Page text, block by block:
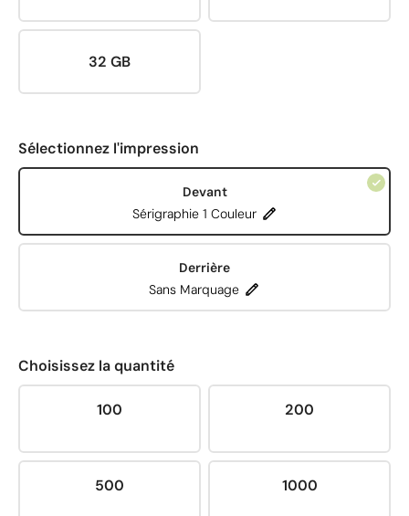
32 GB
Sélectionnez l'impression
Devant
Sérigraphie 1 Couleur
Derrière
Sans Marquage
Choisissez la quantité
100 200
500 1000